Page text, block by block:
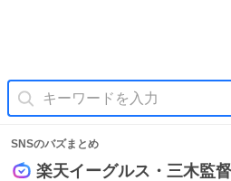
SNSのバズまとめ
楽天イーグルス・三木監